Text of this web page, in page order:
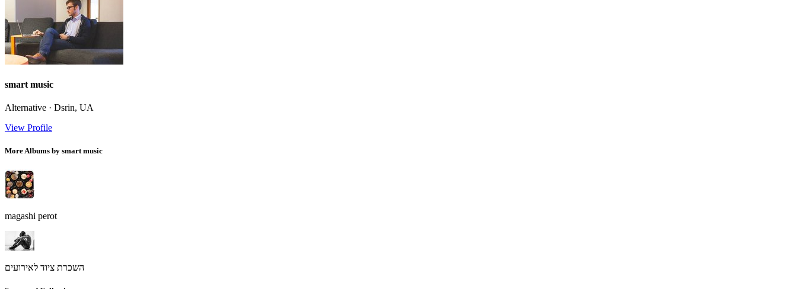
smart music
Alternative · Dsrin, UA
View Profile
More Albums by smart music
magashi perot
השכרת ציוד לאירועים